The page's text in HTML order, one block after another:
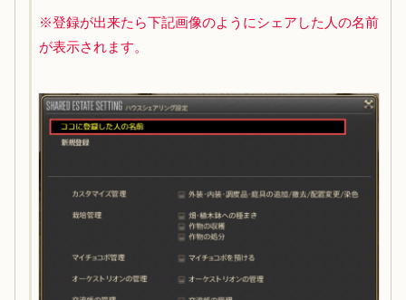
※登録が出来たら下記画像のようにシェアした人の名前
が表示されます。